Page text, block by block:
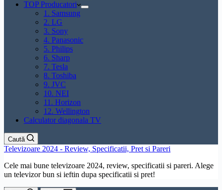
TOP Producatori
1. Samsung
2. LG
3. Sony
4. Panasonic
5. Philips
6. Sharp
7. Tesla
8. Toshiba
9. JVC
10. NEI
11. Horizon
12. Wellington
Calculator diagonala TV
Caută
Televizoare 2024 - Review, Specificatii, Pret si Pareri
Cele mai bune televizoare 2024, review, specificatii si pareri. Alege
un televizor bun si ieftin dupa specificatii si pret!